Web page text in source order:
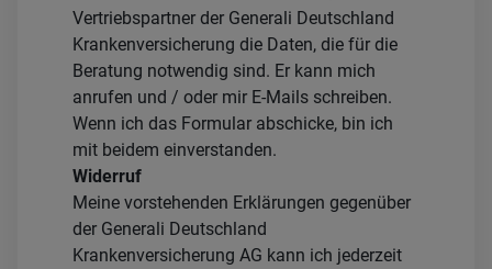
Vertriebspartner der Generali Deutschland
Krankenversicherung die Daten, die für die
Beratung notwendig sind. Er kann mich
anrufen und / oder mir E-Mails schreiben.
Wenn ich das Formular abschicke, bin ich
mit beidem einverstanden.
Widerruf
Meine vorstehenden Erklärungen gegenüber
der Generali Deutschland
Krankenversicherung AG kann ich jederzeit